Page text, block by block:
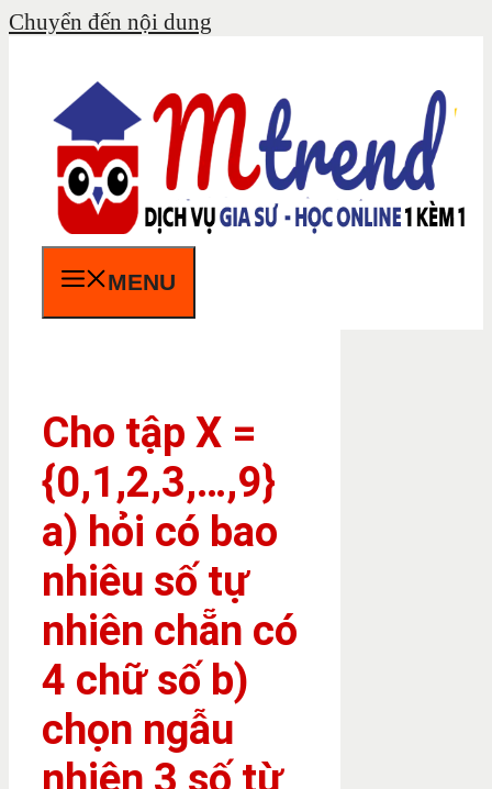
Chuyển đến nội dung
MENU
Cho tập X =
{0,1,2,3,…,9}
a) hỏi có bao
nhiêu số tự
nhiên chẵn có
4 chữ số b)
chọn ngẫu
nhiên 3 số từ